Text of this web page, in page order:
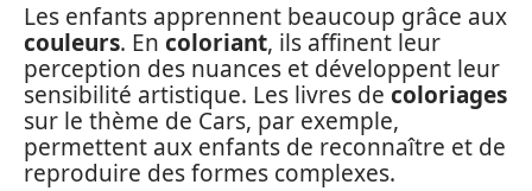
Les enfants apprennent beaucoup grâce aux
couleurs. En coloriant, ils affinent leur
perception des nuances et développent leur
sensibilité artistique. Les livres de coloriages
sur le thème de Cars, par exemple,
permettent aux enfants de reconnaître et de
reproduire des formes complexes.